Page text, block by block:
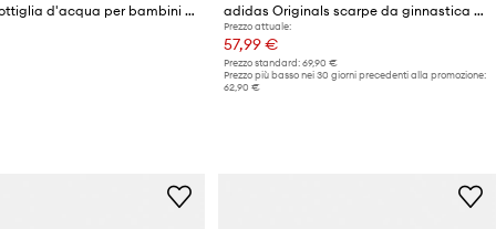
Liewood bottiglia d'acqua per bambini Kimmie Water Bottle 250 ml adidas Originals scarpe da ginnastica per bambini SL 72 RS
Prezzo attuale:
57,99 €
Prezzo standard: 69,90 €
Prezzo più basso nei 30 giorni precedenti alla promozione:
62,90 €